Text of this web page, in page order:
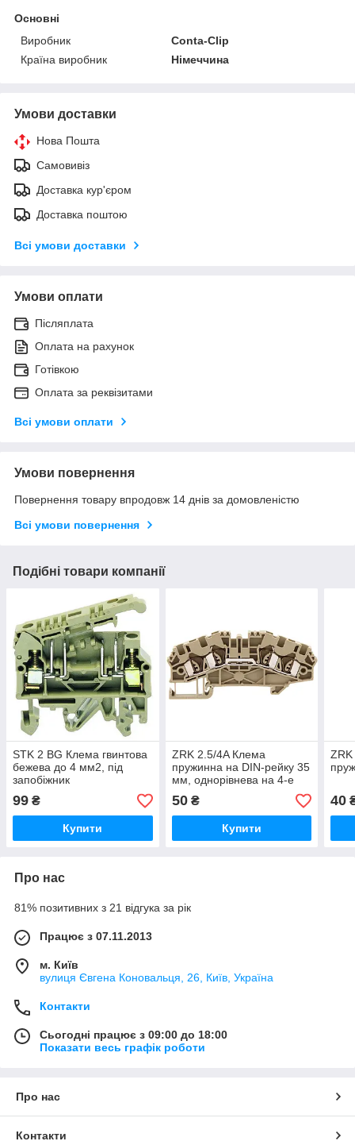
Основні
Виробник
Conta-Clip
Країна виробник
Німеччина
Умови доставки
Нова Пошта
Самовивіз
Доставка кур'єром
Доставка поштою
Всі умови доставки
Умови оплати
Післяплата
Оплата на рахунок
Готівкою
Оплата за реквізитами
Всі умови оплати
Умови повернення
Повернення товару впродовж 14 днів за домовленістю
Всі умови повернення
Подібні товари компанії
STK 2 BG Клема гвинтова
бежева до 4 мм2, під
запобіжник
(метрич.5х20/5х25 мм),
6,3 А, 1078.2
99 ₴
Купити
ZRK 2.5/4A Клема
пружинна на DIN-рейку 35
мм, однорівнева на 4-е
під'єднання 0.5-2.5mm2.
50₴
Купити
40
Про нас
81% позитивних з 21 відгука за рік
Працює з 07.11.2013
м. Київ
вулиця Євгена Коновальця, 26, Київ, Україна
Контакти
Сьогодні працює з 09:00 до 18:00
Показати весь графік роботи
Про нас
Контакти